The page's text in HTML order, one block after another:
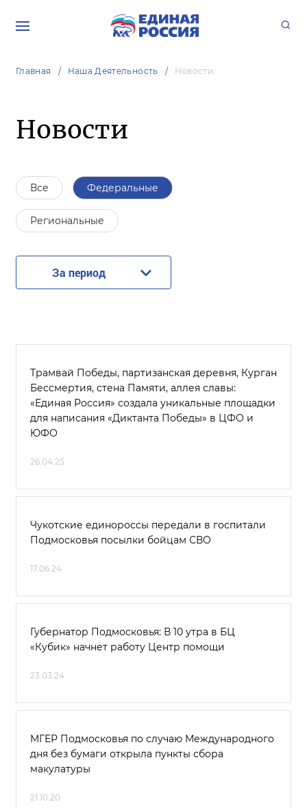
Главная Наша Деятельность Новости
Новости
Все Федеральные
Региональные
За период
Трамвай Победы, партизанская деревня, Курган
Бессмертия, стена Памяти, аллея славы:
«Единая Россия» создала уникальные площадки
для написания «Диктанта Победы» в ЦФО и
ЮФО
26.04.25
Чукотские единороссы передали в госпитали
Подмосковья посылки бойцам СВО
17.06.24
Губернатор Подмосковья: В 10 утра в БЦ
«Кубик» начнет работу Центр помощи
23.03.24
МГЕР Подмосковья по случаю Международного
дня без бумаги открыла пункты сбора
макулатуры
21.10.20